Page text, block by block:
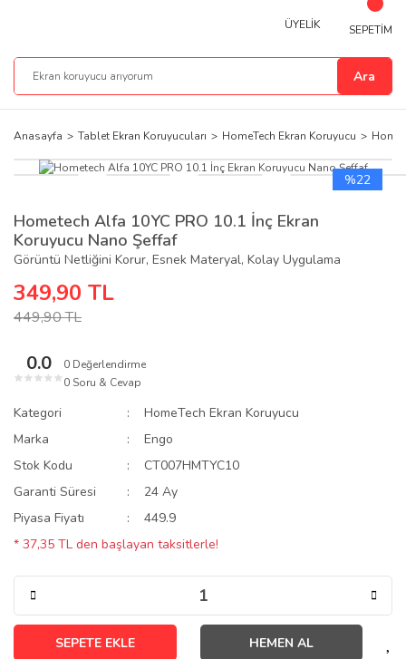
Ara
ÜYELİK SEPETİM
Anasayfa Tablet Ekran Koruyucuları HomeTech Ekran Koruyucu
%22
Hometech Alfa 10YC PRO 10.1 İnç Ekran
Koruyucu Nano Şeffaf
Görüntü Netliğini Korur, Esnek Materyal, Kolay Uygulama
349,90 TL
449,90 TL
0.0
★ ★ ★ ★ ★
0 Değerlendirme
0 Soru & Cevap
Kategori
HomeTech Ekran Koruyucu
Marka
Engo
Stok Kodu
CT007HMTYC10
Garanti Süresi
24 Ay
Piyasa Fiyatı
449.9
* 37,35 TL den başlayan taksitlerle!
SEPETE EKLE HEMEN AL